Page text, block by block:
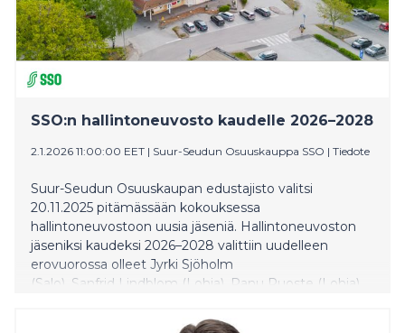
SSO:n hallintoneuvosto kaudelle 2026–2028
2.1.2026 11:00:00 EET | Suur-Seudun Osuuskauppa SSO | Tiedote
Suur-Seudun Osuuskaupan edustajisto valitsi
20.11.2025 pitämässään kokouksessa
hallintoneuvostoon uusia jäseniä. Hallintoneuvoston
jäseniksi kaudeksi 2026–2028 valittiin uudelleen
erovuorossa olleet Jyrki Sjöholm
(Salo), Sanfrid Lindblom (Lohja), Panu Ruoste (Lohja)
Maarit Salon ja Marianne Vainion tilalle valittiin Kaisa